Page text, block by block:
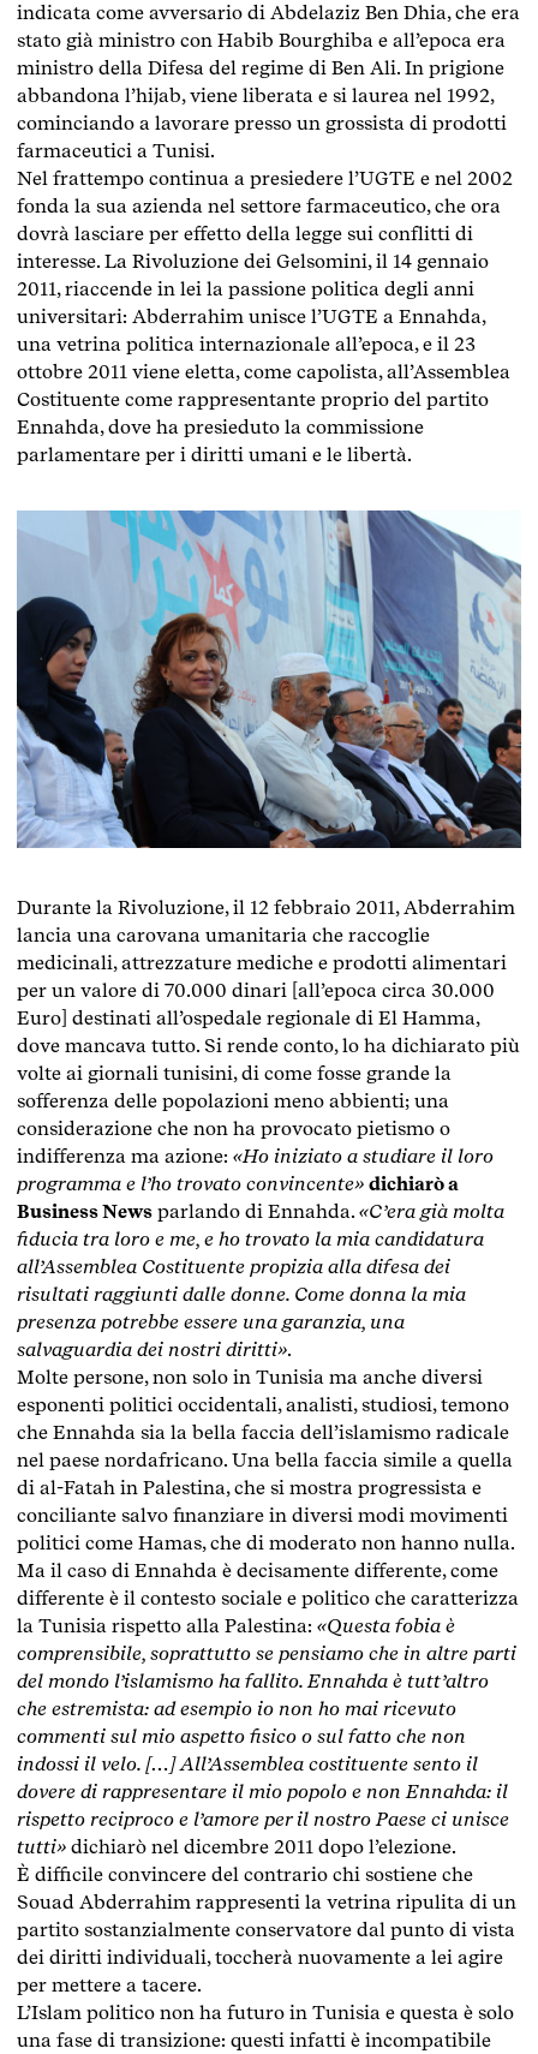
indicata come avversario di Abdelaziz Ben Dhia, che era
stato già ministro con Habib Bourghiba e all’epoca era
ministro della Difesa del regime di Ben Ali. In prigione
abbandona l’hijab, viene liberata e si laurea nel 1992,
cominciando a lavorare presso un grossista di prodotti
farmaceutici a Tunisi.
Nel frattempo continua a presiedere l’UGTE e nel 2002
fonda la sua azienda nel settore farmaceutico, che ora
dovrà lasciare per effetto della legge sui conflitti di
interesse. La Rivoluzione dei Gelsomini, il 14 gennaio
2011, riaccende in lei la passione politica degli anni
universitari: Abderrahim unisce l’UGTE a Ennahda,
una vetrina politica internazionale all’epoca, e il 23
ottobre 2011 viene eletta, come capolista, all’Assemblea
Costituente come rappresentante proprio del partito
Ennahda, dove ha presieduto la commissione
parlamentare per i diritti umani e le libertà.
Durante la Rivoluzione, il 12 febbraio 2011, Abderrahim
lancia una carovana umanitaria che raccoglie
medicinali, attrezzature mediche e prodotti alimentari
per un valore di 70.000 dinari [all’epoca circa 30.000
Euro] destinati all’ospedale regionale di El Hamma,
dove mancava tutto. Si rende conto, lo ha dichiarato più
volte ai giornali tunisini, di come fosse grande la
sofferenza delle popolazioni meno abbienti; una
considerazione che non ha provocato pietismo o
indifferenza ma azione: «Ho iniziato a studiare il loro
programma e l’ho trovato convincente» dichiarò a
Business News parlando di Ennahda. «C’era già molta
fiducia tra loro e me, e ho trovato la mia candidatura
all’Assemblea Costituente propizia alla difesa dei
risultati raggiunti dalle donne. Come donna la mia
presenza potrebbe essere una garanzia, una
salvaguardia dei nostri diritti».
Molte persone, non solo in Tunisia ma anche diversi
esponenti politici occidentali, analisti, studiosi, temono
che Ennahda sia la bella faccia dell’islamismo radicale
nel paese nordafricano. Una bella faccia simile a quella
di al-Fatah in Palestina, che si mostra progressista e
conciliante salvo finanziare in diversi modi movimenti
politici come Hamas, che di moderato non hanno nulla.
Ma il caso di Ennahda è decisamente differente, come
differente è il contesto sociale e politico che caratterizza
la Tunisia rispetto alla Palestina: «Questa fobia è
comprensibile, soprattutto se pensiamo che in altre parti
del mondo l’islamismo ha fallito. Ennahda è tutt’altro
che estremista: ad esempio io non ho mai ricevuto
commenti sul mio aspetto fisico o sul fatto che non
indossi il velo. […] All’Assemblea costituente sento il
dovere di rappresentare il mio popolo e non Ennahda: il
rispetto reciproco e l’amore per il nostro Paese ci unisce
tutti» dichiarò nel dicembre 2011 dopo l’elezione.
È difficile convincere del contrario chi sostiene che
Souad Abderrahim rappresenti la vetrina ripulita di un
partito sostanzialmente conservatore dal punto di vista
dei diritti individuali, toccherà nuovamente a lei agire
per mettere a tacere.
L’Islam politico non ha futuro in Tunisia e questa è solo
una fase di transizione: questi infatti è incompatibile